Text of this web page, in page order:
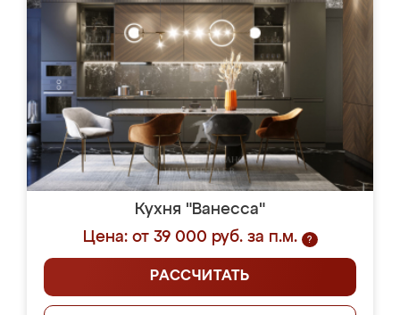
Кухня "Ванесса"
Цена: от 39 000 руб. за п.м.
?
РАССЧИТАТЬ